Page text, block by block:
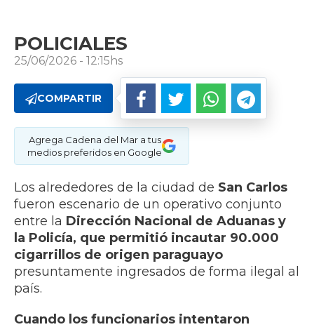
POLICIALES
25/06/2026 - 12:15hs
COMPARTIR
Agrega Cadena del Mar a tus
medios preferidos en Google
Los alrededores de la ciudad de San Carlos
fueron escenario de un operativo conjunto
entre la Dirección Nacional de Aduanas y
la Policía, que permitió incautar 90.000
cigarrillos de origen paraguayo
presuntamente ingresados de forma ilegal al
país.
Cuando los funcionarios intentaron